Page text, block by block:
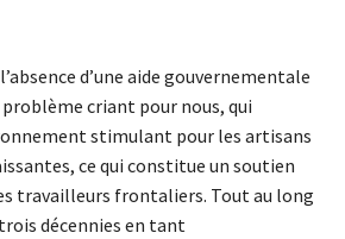
d’une aide gouvernementale
criant pour nous, qui
stimulant pour les artisans
ce qui constitue un soutien
travailleurs frontaliers. Tout au long
décennies en tant